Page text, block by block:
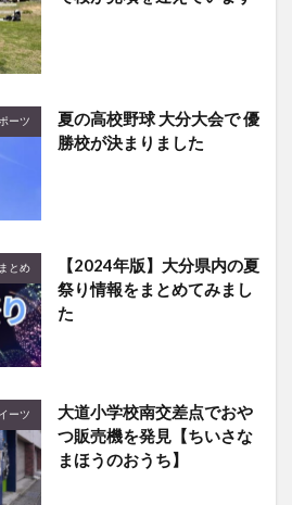
ーツ
夏の高校野球 大分大会で 優
勝校が決まりました
まとめ
【2024年版】大分県内の夏
祭り情報をまとめてみまし
た
ーツ
大道小学校南交差点でおや
つ販売機を発見【ちいさな
まほうのおうち】